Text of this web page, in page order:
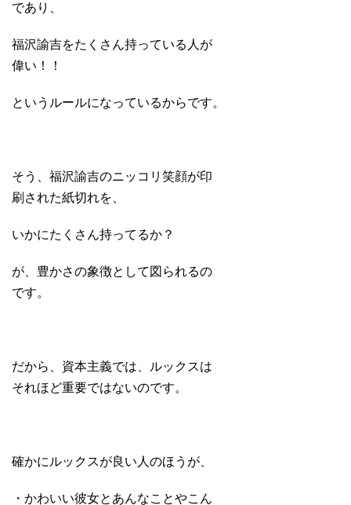
であり、
福沢諭吉をたくさん持っている人が
偉い！！
というルールになっているからです。
そう、福沢諭吉のニッコリ笑顔が印
刷された紙切れを、
いかにたくさん持ってるか？
が、豊かさの象徴として図られるの
です。
だから、資本主義では、ルックスは
それほど重要ではないのです。
確かにルックスが良い人のほうが、
・かわいい彼女とあんなことやこん